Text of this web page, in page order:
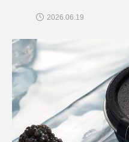
2026.06.19